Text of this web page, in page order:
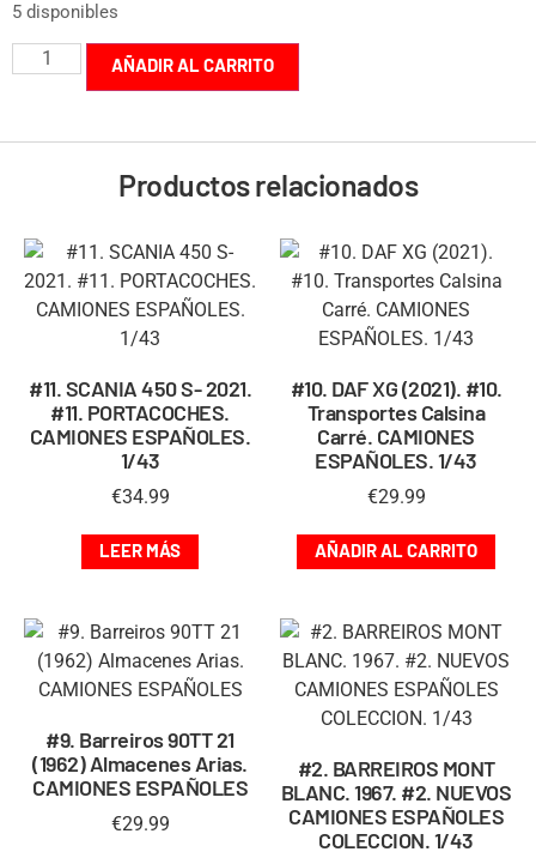
5 disponibles
AÑADIR AL CARRITO
Productos relacionados
#11. SCANIA 450 S- 2021.
#11. PORTACOCHES.
CAMIONES ESPAÑOLES.
1/43
€34.99
LEER MÁS
#10. DAF XG (2021). #10.
Transportes Calsina
Carré. CAMIONES
ESPAÑOLES. 1/43
€29.99
AÑADIR AL CARRITO
#9. Barreiros 90TT 21
(1962) Almacenes Arias.
CAMIONES ESPAÑOLES
€29.99
#2. BARREIROS MONT
BLANC. 1967. #2. NUEVOS
CAMIONES ESPAÑOLES
COLECCION. 1/43